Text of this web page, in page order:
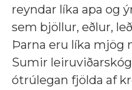
reyndar líka apa og
sem bjöllur, eðlur,
Þarna eru líka mjög
Sumir
ótrúlegan fjölda af